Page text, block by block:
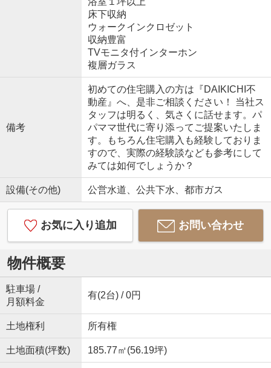
床下収納
ウォークインクロゼット
収納豊富
TVモニタ付インターホン
複層ガラス
備考
初めての住宅購入の方は『DAIKICHI不
動産』へ、是非ご相談ください！ 当社ス
タッフは明るく、気さくに話せます。パ
パママ世代に寄り添ってご提案いたしま
す。もちろん住宅購入も経験しておりま
すので、実際の経験談なども参考にして
みては如何でしょうか？
設備(その他) 公営水道、公共下水、都市ガス
お気に入り追加 お問い合わせ
物件概要
駐車場 /
月額料金
有(2台) / 0円
土地権利 所有権
土地面積(坪数) 185.77㎡(56.19坪)